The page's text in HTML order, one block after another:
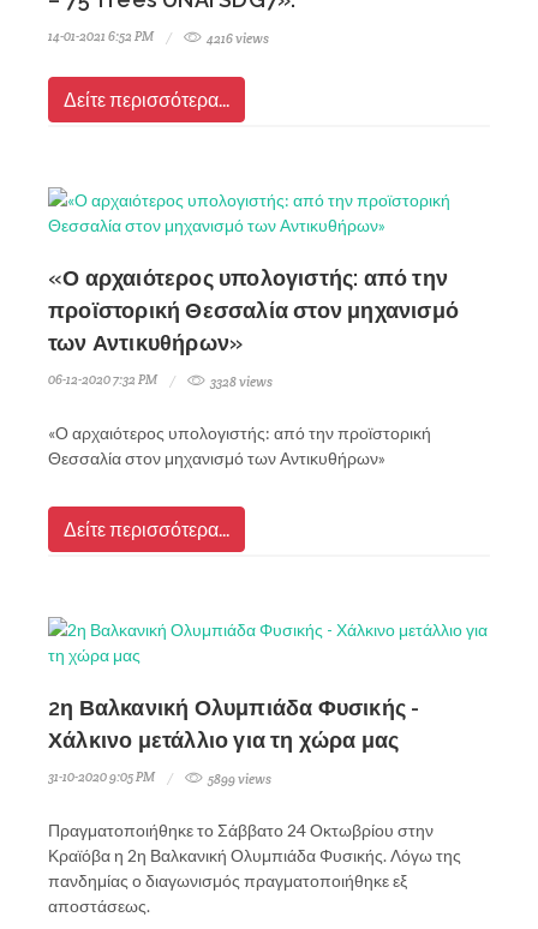
14-01-2021 6:52 PM 4216 views
Δείτε περισσότερα...
«Ο αρχαιότερος υπολογιστής: από την
προϊστορική Θεσσαλία στον μηχανισμό
των Αντικυθήρων»
06-12-2020 7:32 PM 3328 views
«Ο αρχαιότερος υπολογιστής: από την προϊστορική
Θεσσαλία στον μηχανισμό των Αντικυθήρων»
Δείτε περισσότερα...
2η Βαλκανική Ολυμπιάδα Φυσικής -
Χάλκινο μετάλλιο για τη χώρα μας
31-10-2020 9:05 PM 5899 views
Πραγματοποιήθηκε το Σάββατο 24 Οκτωβρίου στην
Κραϊόβα η 2η Βαλκανική Ολυμπιάδα Φυσικής. Λόγω της
πανδημίας ο διαγωνισμός πραγματοποιήθηκε εξ
αποστάσεως.